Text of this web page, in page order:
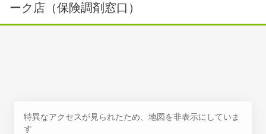
ーク店（保険調剤窓口）
特異なアクセスが見られたため、地図を非表示にしていま
す